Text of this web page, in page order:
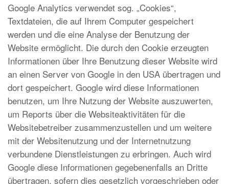
Google Analytics verwendet sog. „Cookies“,
Textdateien, die auf Ihrem Computer gespeichert
werden und die eine Analyse der Benutzung der
Website ermöglicht. Die durch den Cookie erzeugten
Informationen über Ihre Benutzung dieser Website wird
an einen Server von Google in den USA übertragen und
dort gespeichert. Google wird diese Informationen
benutzen, um Ihre Nutzung der Website auszuwerten,
um Reports über die Websiteaktivitäten für die
Websitebetreiber zusammenzustellen und um weitere
mit der Websitenutzung und der Internetnutzung
verbundene Dienstleistungen zu erbringen. Auch wird
Google diese Informationen gegebenenfalls an Dritte
übertragen, sofern dies gesetzlich vorgeschrieben oder